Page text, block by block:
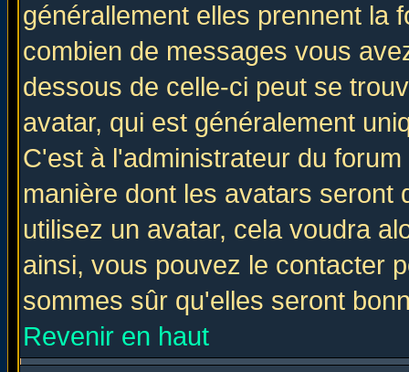
générallement elles prennent la
combien de messages vous
dessous de celle-ci peut se
avatar, qui est généralement
C'est à l'administrateur du
manière dont les avatars seront
utilisez un avatar, cela voudra
ainsi, vous pouvez le contacter
sommes sûr qu'elles seront
Revenir en haut